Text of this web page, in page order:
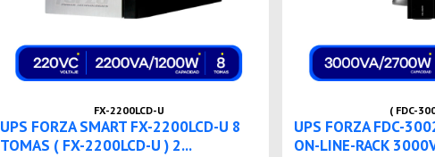
FX-2200LCD-U
UPS FORZA SMART FX-2200LCD-U 8
TOMAS ( FX-2200LCD-U ) 2...
( FDC-
UPS FORZA FDC-
ON-LINE-RACK